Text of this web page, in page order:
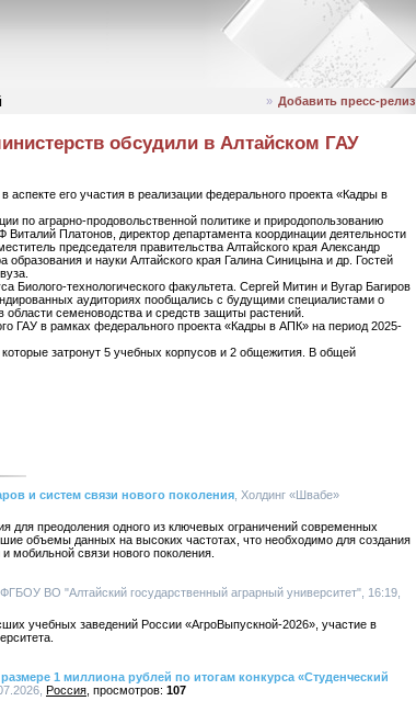
» Добавить пресс-релиз
обсудили в Алтайском ГАУ
аспекте его участия в реализации федерального проекта «Кадры в
по аграрно-продовольственной политике и природопользованию
Платонов, директор департамента координации деятельности
председателя правительства Алтайского края Александр
и науки Алтайского края Галина Синицына и др. Гостей
Биолого-технологического факультета. Сергей Митин и Вугар Багиров
аудиториях пообщались с будущими специалистами о
семеноводства и средств защиты растений.
ГАУ в рамках федерального проекта «Кадры в АПК» на период 2025-
затронут 5 учебных корпусов и 2 общежития. В общей
и систем связи нового поколения , Холдинг «Швабе»
преодоления одного из ключевых ограничений современных
объемы данных на высоких частотах, что необходимо для создания
мобильной связи нового поколения.
, ФГБОУ ВО "Алтайский государственный аграрный университет", 16:19,
учебных заведений России «АгроВыпускной-2026», участие в
1 миллиона рублей по итогам конкурса «Студенческий
Россия
107